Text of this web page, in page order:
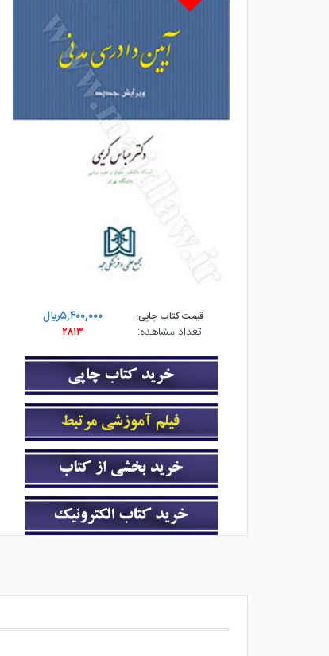
قیمت کتاب چاپی:
۵,۴۰۰,۰۰۰ريال
تعداد مشاهده:
۲۸۱۳